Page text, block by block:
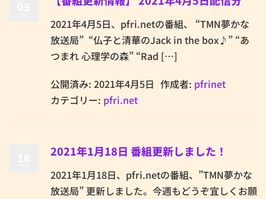
2021年4月5日、pfri.netの番組、 “TMN夢かな
放送局” “仏子と清華のJack in the box♪” “あ
つまれ 心理学の森” “Rad […]
公開済み: 2021年4月5日 作成者: pfrinet
カテゴリー: pfri.net
2021年1月18日 番組更新しました！
2021年1月18日、pfri.netの番組、”TMN夢かな
放送局” 更新しました。今週もどうぞ宜しくお願